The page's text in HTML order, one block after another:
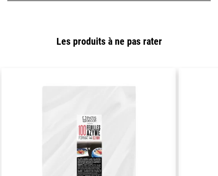
Les produits à ne pas rater